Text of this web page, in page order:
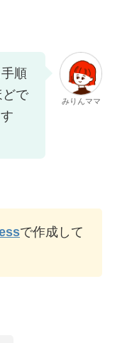
順
どで
みりんママ
で作成して